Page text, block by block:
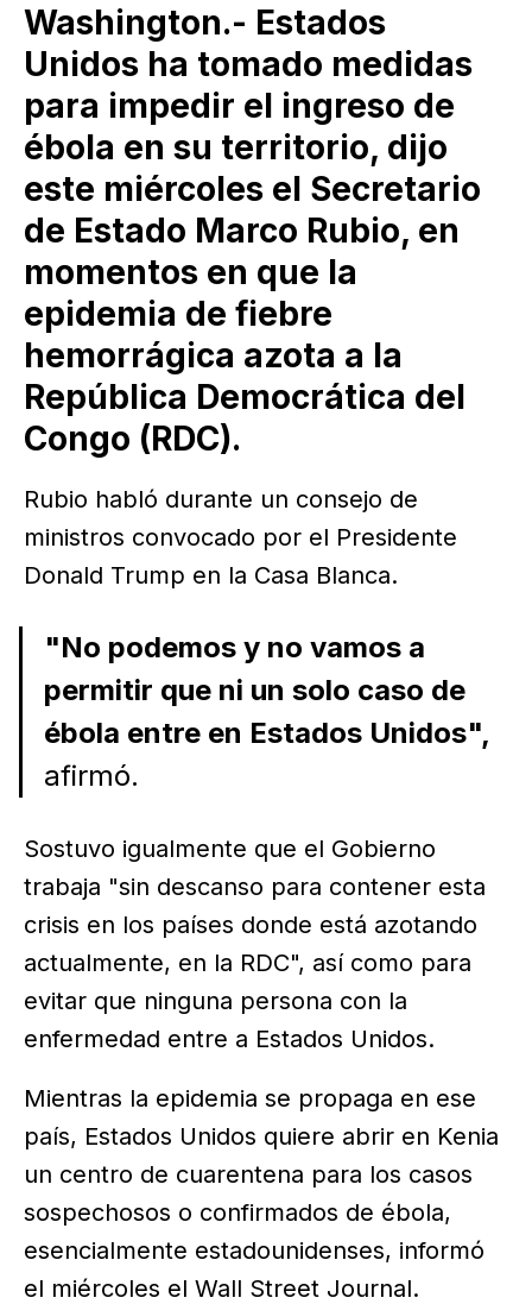
Washington.- Estados
Unidos ha tomado medidas
para impedir el ingreso de
ébola en su territorio, dijo
este miércoles el Secretario
de Estado Marco Rubio, en
momentos en que la
epidemia de fiebre
hemorrágica azota a la
República Democrática del
Congo (RDC).
Rubio habló durante un consejo de
ministros convocado por el Presidente
Donald Trump en la Casa Blanca.
"No podemos y no vamos a
permitir que ni un solo caso de
ébola entre en Estados Unidos",
afirmó.
Sostuvo igualmente que el Gobierno
trabaja "sin descanso para contener esta
crisis en los países donde está azotando
actualmente, en la RDC", así como para
evitar que ninguna persona con la
enfermedad entre a Estados Unidos.
Mientras la epidemia se propaga en ese
país, Estados Unidos quiere abrir en Kenia
un centro de cuarentena para los casos
sospechosos o confirmados de ébola,
esencialmente estadounidenses, informó
el miércoles el Wall Street Journal.